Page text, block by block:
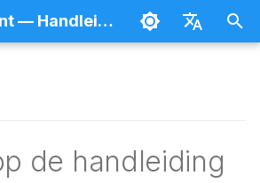
KBC-Agent — Handleiding
de handleiding